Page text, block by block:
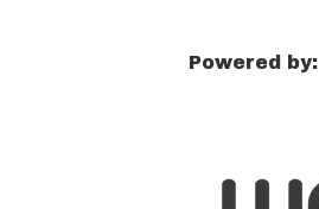
Powered by: